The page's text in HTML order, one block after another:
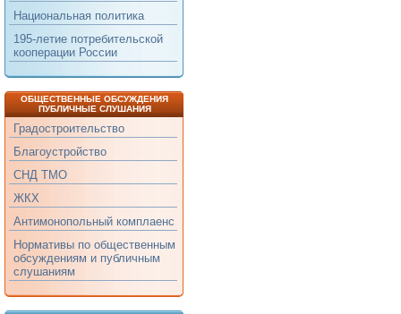
Национальная политика
195-летие потребительской
кооперации России
ОБЩЕСТВЕННЫЕ ОБСУЖДЕНИЯ
ПУБЛИЧНЫЕ СЛУШАНИЯ
Градостроительство
Благоустройство
СНД ТМО
ЖКХ
Антимонопольный комплаенс
Нормативы по общественным
обсуждениям и публичным
слушаниям